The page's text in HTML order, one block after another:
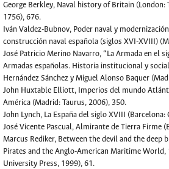
George Berkley, Naval history of Britain (London:
1756), 676.
Iván Valdez-Bubnov, Poder naval y
construcción naval española (siglos XVI-XVIII)
José Patricio Merino Navarro, “La Armada en el
Armadas españolas. Historia institucional y
Hernández Sánchez y Miguel Alonso Baquer
John Huxtable Elliott, Imperios del mundo
América (Madrid: Taurus, 2006), 350.
John Lynch, La España del siglo XVIII
José Vicente Pascual, Almirante de Tierra Firme
Marcus Rediker, Between the devil and the deep
Pirates and the Anglo-American Maritime World,
University Press, 1999), 61.